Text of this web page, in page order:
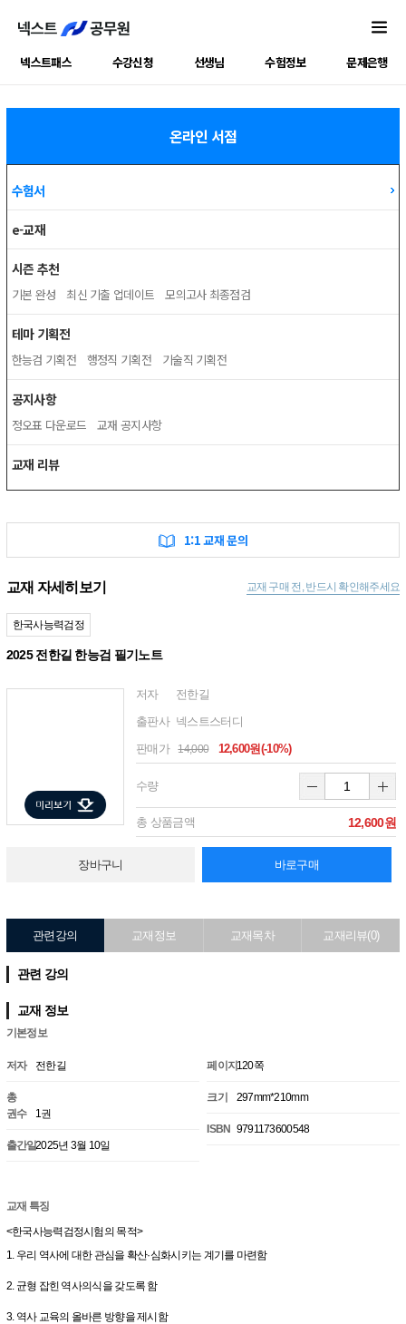
넥스트패스 수강신청 선생님 수험정보 문제은행
온라인 서점
수험서
e-교재
시즌 추천
기본 완성 최신 기출 업데이트 모의고사 최종점검
테마 기획전
한능검 기획전 행정직 기획전 기술직 기획전
공지사항
정오표 다운로드 교재 공지사항
교재 리뷰
1:1 교재 문의
교재 자세히보기 교재 구매 전, 반드시 확인해주세요
한국사능력검정
2025 전한길 한능검 필기노트
저자 전한길
출판사 넥스트스터디
판매가 14,000 12,600원(-10%)
수량
총 상품금액 12,600원
장바구니 바로구매
관련강의 교재정보 교재목차 교재리뷰(0)
관련 강의
교재 정보
기본정보
저자 전한길
총
권수
1권
출간일2025년 3월 10일
페이지120쪽
크기 297mm*210mm
ISBN 9791173600548
교재 특징
<한국사능력검정시험의 목적>
1. 우리 역사에 대한 관심을 확산·심화시키는 계기를 마련함
2. 균형 잡힌 역사의식을 갖도록 함
3. 역사 교육의 올바른 방향을 제시함